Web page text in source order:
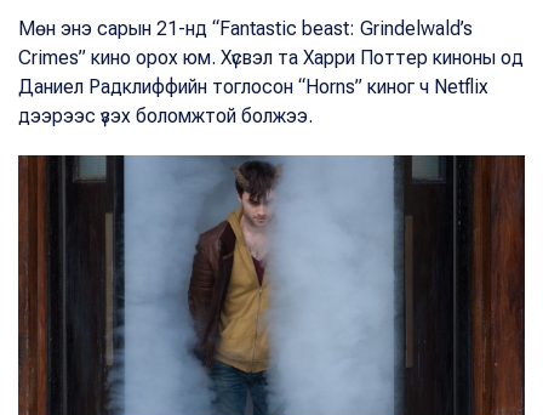
Мөн энэ сарын 21-нд “Fantastic beast: Grindelwald’s
Crimes” кино орох юм. Хүсвэл та Харри Поттер киноны од
Даниел Радклиффийн тоглосон “Horns” киног ч Netflix
дээрээс үзэх боломжтой болжээ.